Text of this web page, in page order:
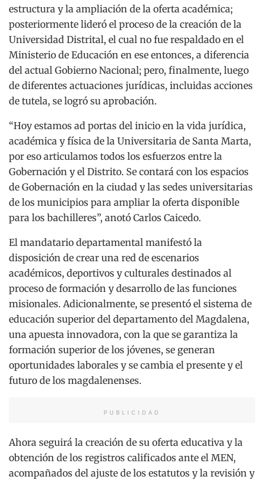
estructura y la ampliación de la oferta académica;
posteriormente lideró el proceso de la creación de la
Universidad Distrital, el cual no fue respaldado en el
Ministerio de Educación en ese entonces, a diferencia
del actual Gobierno Nacional; pero, finalmente, luego
de diferentes actuaciones jurídicas, incluidas acciones
de tutela, se logró su aprobación.
“Hoy estamos ad portas del inicio en la vida jurídica,
académica y física de la Universitaria de Santa Marta,
por eso articulamos todos los esfuerzos entre la
Gobernación y el Distrito. Se contará con los espacios
de Gobernación en la ciudad y las sedes universitarias
de los municipios para ampliar la oferta disponible
para los bachilleres”, anotó Carlos Caicedo.
El mandatario departamental manifestó la
disposición de crear una red de escenarios
académicos, deportivos y culturales destinados al
proceso de formación y desarrollo de las funciones
misionales. Adicionalmente, se presentó el sistema de
educación superior del departamento del Magdalena,
una apuesta innovadora, con la que se garantiza la
formación superior de los jóvenes, se generan
oportunidades laborales y se cambia el presente y el
futuro de los magdalenenses.
PUBLICIDAD
Ahora seguirá la creación de su oferta educativa y la
obtención de los registros calificados ante el MEN,
acompañados del ajuste de los estatutos y la revisión y